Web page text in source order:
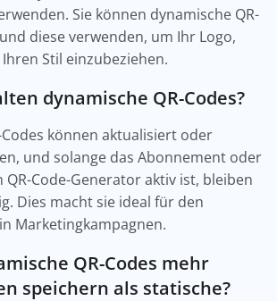
Sie können dynamische QR-
diese verwenden, um Ihr Logo,
Stil einzubeziehen.
dynamische QR-Codes?
Codes können aktualisiert oder
und solange das Abonnement oder
QR-Code-Generator aktiv ist, bleiben
Dies macht sie ideal für den
Marketingkampagnen.
QR-Codes mehr
speichern als statische?